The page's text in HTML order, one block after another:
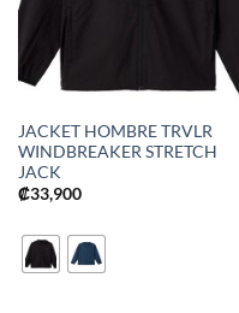
JACKET HOMBRE TRVLR
WINDBREAKER STRETCH
JACK
₡33,900